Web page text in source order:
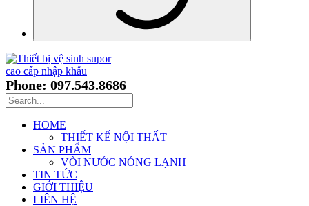
Phone: 097.543.8686
HOME
THIẾT KẾ NỘI THẤT
SẢN PHẨM
VÒI NƯỚC NÓNG LẠNH
TIN TỨC
GIỚI THIỆU
LIÊN HỆ